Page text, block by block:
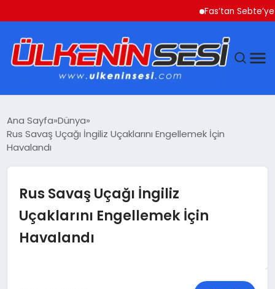
Fas’tan Sebte’ye
EKONOMI
SAĞLIK
Ana Sayfa Dünya
Rus Savaş Uçağı İngiliz Uçaklarını Engellemek İçin
Havalandı
Rus Savaş Uçağı İngiliz
Uçaklarını Engellemek İçin
Havalandı